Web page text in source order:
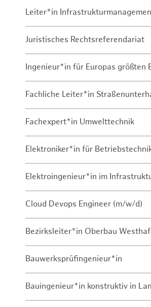
Leiter*in
Juristisches Rechtsreferendariat
Ingenieur*in für Europas größten
Fachliche Leiter*in
Fachexpert*in Umwelttechnik
Elektroniker*in für
Elektroingenieur*in im
Cloud Devops Engineer (m/w/d)
Bezirksleiter*in Oberbau
Bauwerksprüfingenieur*in
Bauingenieur*in konstruktiv in